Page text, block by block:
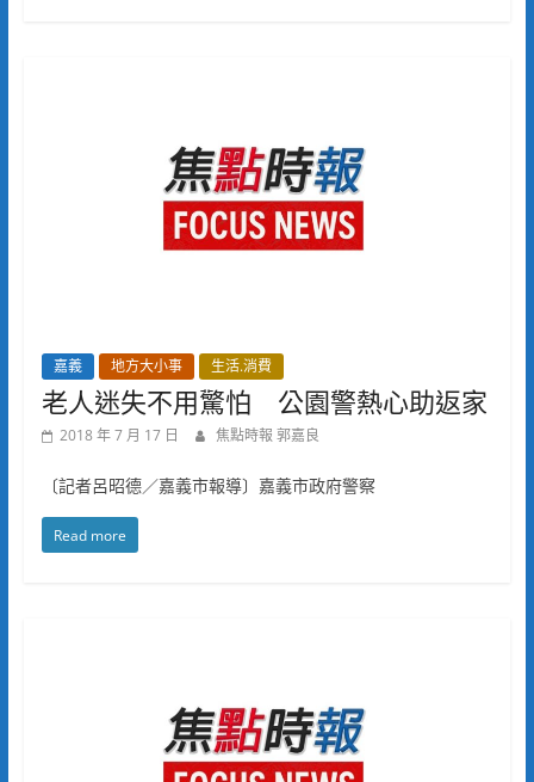
嘉義 地方大小事 生活.消費
老人迷失不用驚怕 公園警熱心助返家
2018 年 7 月 17 日 焦點時報 郭嘉良
〔記者呂昭德／嘉義市報導〕嘉義市政府警察
Read more